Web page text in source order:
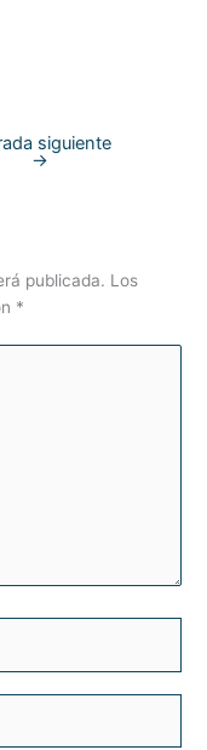
siguiente
→
publicada. Los
*